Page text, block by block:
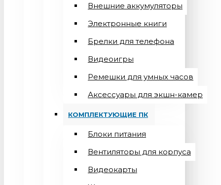
Внешние аккумуляторы
Электронные книги
Брелки для телефона
Видеоигры
Ремешки для умных часов
Аксессуары для экшн-камер
КОМПЛЕКТУЮЩИЕ ПК
Блоки питания
Вентиляторы для корпуса
Видеокарты